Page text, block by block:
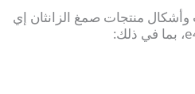
منتجات صمغ الزانثان إي